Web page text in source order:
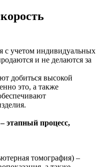
с учетом индивидуальных
и не делаются за
добиться высокой
это, а также
этапный процесс,
томография) –